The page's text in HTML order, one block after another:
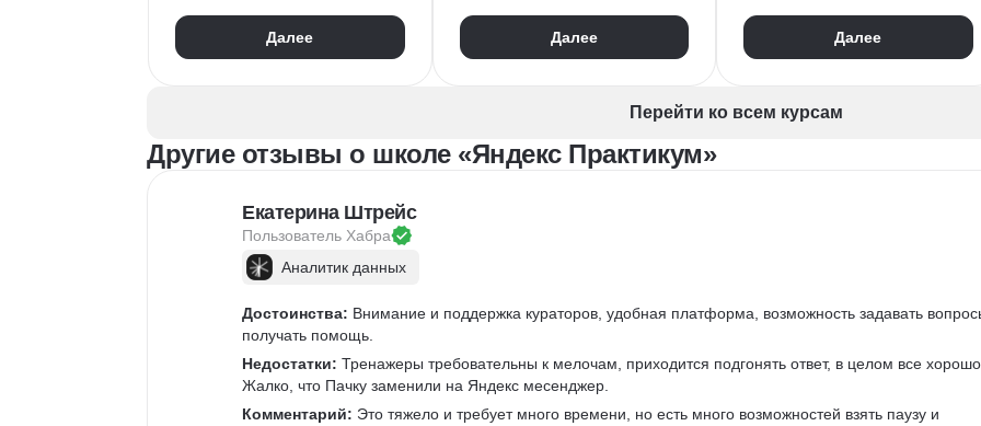
1С:Предприятие
XML
1С:БСПДалее Далее
Pytest
Далее
Перейти ко всем курсам
Другие отзывы о школе «Яндекс Практикум»
Екатерина Штрейс
Пользователь Хабра
Аналитик данных
Достоинства: Внимание и поддержка кураторов, удобная платформа, возможность задавать
получать помощь.
Недостатки: Тренажеры требовательны к мелочам, приходится подгонять ответ, в целом все
Жалко, что Пачку заменили на Яндекс месенджер.
Комментарий: Это тяжело и требует много времени, но есть много возможностей взять паузу и